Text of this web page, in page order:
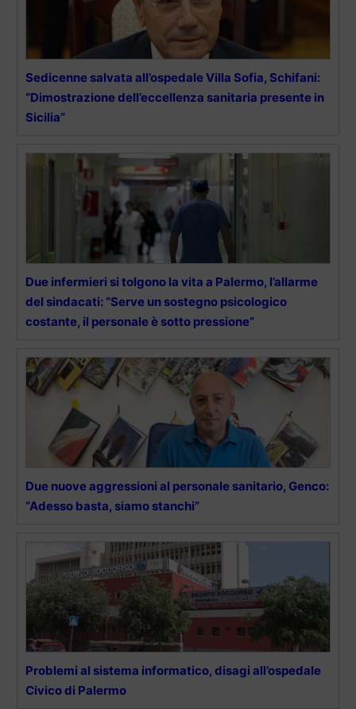
Sedicenne salvata all’ospedale Villa Sofia, Schifani:
“Dimostrazione dell’eccellenza sanitaria presente in
Sicilia”
Due infermieri si tolgono la vita a Palermo, l’allarme
del sindacati: “Serve un sostegno psicologico
costante, il personale è sotto pressione”
Due nuove aggressioni al personale sanitario, Genco:
“Adesso basta, siamo stanchi”
Problemi al sistema informatico, disagi all’ospedale
Civico di Palermo